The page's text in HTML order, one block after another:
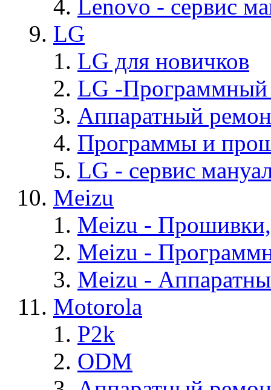
Lenovo - cервис
LG
LG для новичков
LG -Программный
Аппаратный
Программы и
LG - cервис
Meizu
Meizu -
Meizu -
Meizu -
Motorola
P2k
ODM